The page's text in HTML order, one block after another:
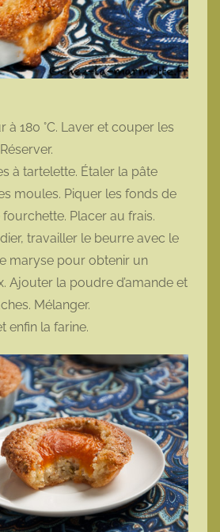
à 180 °C. Laver et couper les
à tartelette. Étaler la pâte
moules. Piquer les fonds de
fourchette. Placer au frais.
travailler le beurre avec le
maryse pour obtenir un
Ajouter la poudre d’amande et
Mélanger.
enfin la farine.